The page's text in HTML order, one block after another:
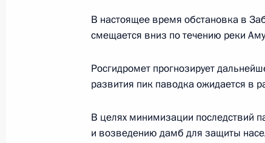
Совещание с членами
В настоящее время обстановка в
смещается вниз по течению реки
Росгидромет прогнозирует
развития пик паводка ожидается в
В целях минимизации последствий
и возведению дамб для защиты